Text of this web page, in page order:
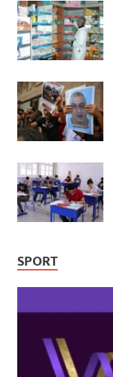
SPORT